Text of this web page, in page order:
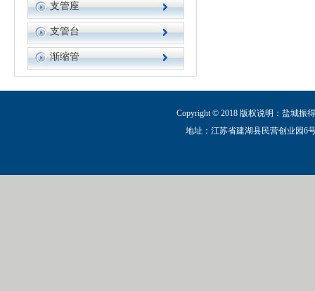
支管座
支管台
渐缩管
Copyright © 2018 版权说明：盐城振
地址：江苏省建湖县民营创业园6